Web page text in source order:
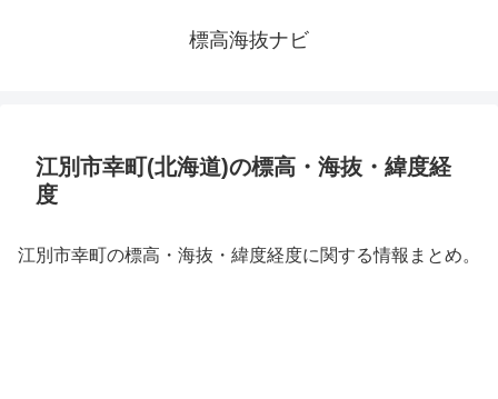
標高海抜ナビ
江別市幸町(北海道)の標高・海抜・緯度経
度
江別市幸町の標高・海抜・緯度経度に関する情報まとめ。